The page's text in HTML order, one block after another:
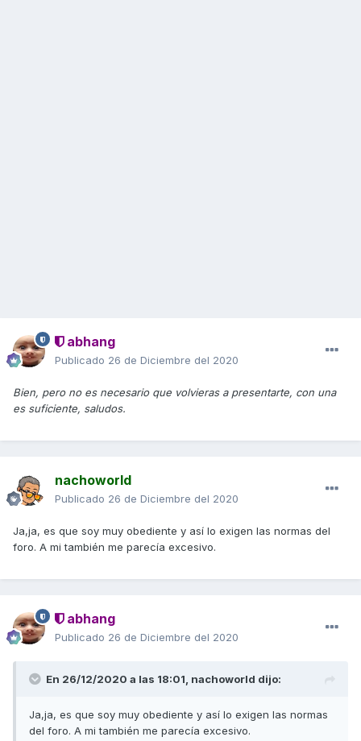
abhang
Publicado 26 de Diciembre del 2020
Bien, pero no es necesario que volvieras a presentarte, con una
es suficiente, saludos.
nachoworld
Publicado 26 de Diciembre del 2020
Ja,ja, es que soy muy obediente y así lo exigen las normas del
foro. A mi también me parecía excesivo.
abhang
Publicado 26 de Diciembre del 2020
En 26/12/2020 a las 18:01, nachoworld dijo:
Ja,ja, es que soy muy obediente y así lo exigen las normas
del foro. A mi también me parecía excesivo.